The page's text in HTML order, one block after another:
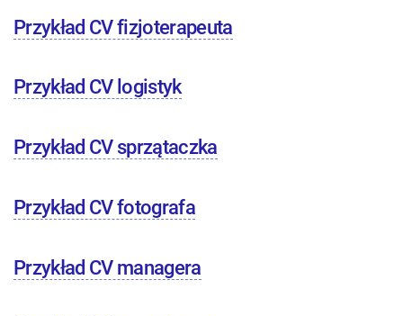
Przykład CV fizjoterapeuta
Przykład CV logistyk
Przykład CV sprzątaczka
Przykład CV fotografa
Przykład CV managera